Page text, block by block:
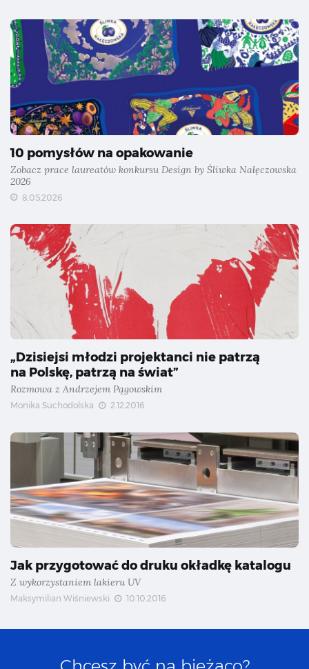
10 pomysłów na opakowanie
Zobacz prace laureatów konkursu Design by Śliwka Nałęczowska
2026
8.05.2026
„Dzisiejsi młodzi projektanci nie patrzą
na Polskę, patrzą na świat”
Rozmowa z Andrzejem Pągowskim
Monika Suchodolska 2.12.2016
Jak przygotować do druku okładkę katalogu
Z wykorzystaniem lakieru UV
Maksymilian Wiśniewski 10.10.2016